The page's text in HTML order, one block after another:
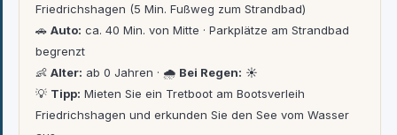
Friedrichshagen (5 Min. Fußweg zum Strandbad)
🚗 Auto: ca. 40 Min. von Mitte · Parkplätze am Strandbad
begrenzt
👶 Alter: ab 0 Jahren · 🌧 Bei Regen: ☀️
💡 Tipp: Mieten Sie ein Tretboot am Bootsverleih
Friedrichshagen und erkunden Sie den See vom Wasser